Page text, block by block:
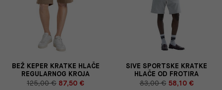
BEŽ KEPER KRATKE HLAČE
REGULARNOG KROJA
125,00 € 87,50 €
SIVE SPORTSKE KRATKE
HLAČE OD FROTIRA
83,00 € 58,10 €